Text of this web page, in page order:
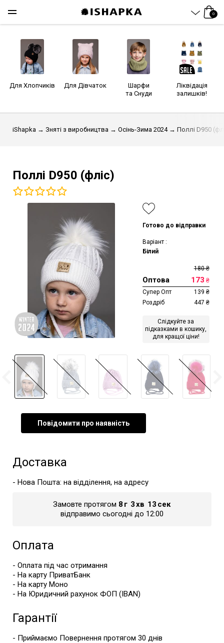
0
Для Хлопчиків Для Дівчаток
Шарфи
та Снуди
Ліквідація
залишків!
iShapka → Зняті з виробництва → Осінь-Зима 2024→ Поллі D950
Поллі D950 (фліс)
Готово до відправки
Варіант :
Білий
180 ₴
Оптова 173 ₴
Супер Опт
139 ₴
Роздріб
447 ₴
Слідкуйте за
підказками в кошику,
для кращої ціни!
Повідомити про наявність
Доставка
- Нова Пошта: на відділення, на адресу
Замовте протягом 8 г 3хв 13 сек
відправимо сьогодні до 12:00
Оплата
- Оплата під час отримання
- На карту ПриватБанк
- На карту Моно
- На Юридичний рахунок ФОП (IBAN)
Гарантії
- Приймаємо Повернення протягом 30 днів